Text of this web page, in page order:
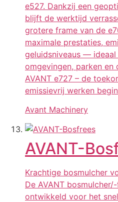
e527. Dankzij een
blijft de werktijd
grotere frame van de
maximale prestaties,
geluidsniveaus —
omgevingen, parken en
AVANT e727 – de
emissievrij werken
Avant Machinery
AVANT-
Krachtige bosmulcher
De AVANT
ontwikkeld voor het